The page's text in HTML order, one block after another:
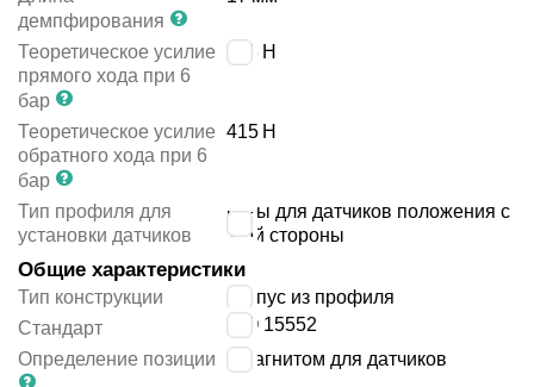
демпфирования
Теоретическое усилие
прямого хода при 6
бар
483 Н
Теоретическое усилие
обратного хода при 6
бар
415 Н
Тип профиля для
установки датчиков
пазы для датчиков положения с
1-ой стороны
Общие характеристики
Тип конструкции
корпус из профиля
Стандарт
ISO 15552
Определение позиции
с магнитом для датчиков